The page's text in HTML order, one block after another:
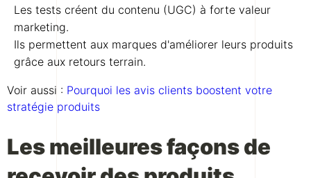
Les tests créent du contenu (UGC) à forte valeur
marketing.
Ils permettent aux marques d'améliorer leurs produits
grâce aux retours terrain.
Voir aussi : Pourquoi les avis clients boostent votre
stratégie produits
Les meilleures façons de